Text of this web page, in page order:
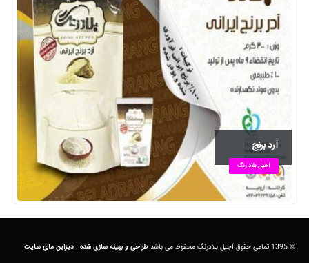
آرد برنج
آجیل بلاد رنگ
© 1395 تمامی حقوق آجیل بلادرنگ محفوظ می باشد طراحی و بهینه سازی شده : دیزاین مای سایت